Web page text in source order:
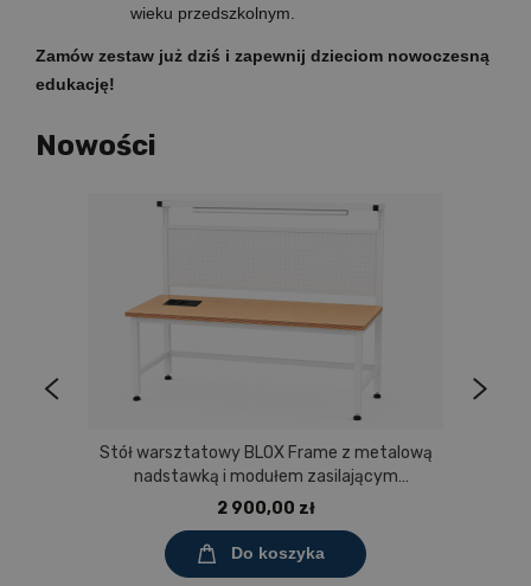
wieku przedszkolnym.
Zamów zestaw już dziś i zapewnij dzieciom nowoczesną
edukację!
Nowości
Stół warsztatowy BLOX Frame z metalową
nadstawką i modułem zasilającym
Prostokąt 1200x600 mm, rozmiar 4-6, blat
2 900,00 zł
Do koszyka